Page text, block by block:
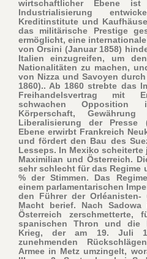
wirtschaftlicher Ebene
Industrialisierung
Kreditinstitute und
das militärische Prestige
ermöglicht, eine
von Orsini (Januar 1858)
Italien einzugreifen, um
Nationalitäten zu machen,
von Nizza und Savoyen
1860).. Ab 1860 strebte das
Freihandelsvertrag mit
schwachen Opposition
Körperschaft,
Liberalisierung der Presse
Ebene erwirbt Frankreich
und fördert den Bau des
Lesseps. In Mexiko
Maximilian und Österreich.
sehr schlecht für das Regime
% der Stimmen. Das
einem parlamentarischen
den Führer der
Macht berief. Nach
Österreich
spanischen Thron und die
Krieg, der am 19. Juli
zunehmenden
Armee in Metz umzingelt,